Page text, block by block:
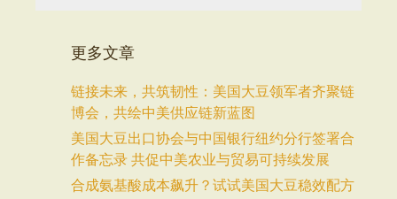
更多文章
链接未来，共筑韧性：美国大豆领军者齐聚链
博会，共绘中美供应链新蓝图
美国大豆出口协会与中国银行纽约分行签署合
作备忘录 共促中美农业与贸易可持续发展
合成氨基酸成本飙升？试试美国大豆稳效配方